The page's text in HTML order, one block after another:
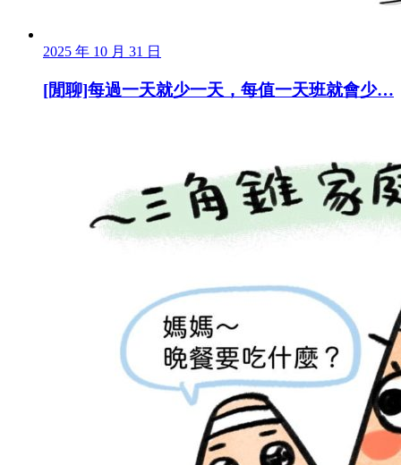
2025 年 10 月 31 日
[閒聊]每過一天就少一天，每值一天班就會少…